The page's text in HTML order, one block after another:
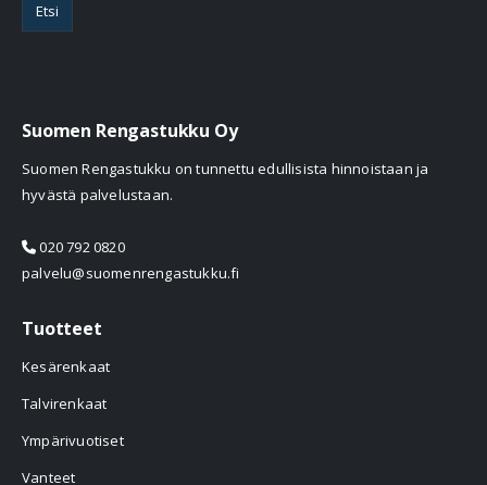
Etsi
Suomen Rengastukku Oy
Suomen Rengastukku on tunnettu edullisista hinnoistaan ja
hyvästä palvelustaan.
020 792 0820
palvelu@suomenrengastukku.fi
Tuotteet
Kesärenkaat
Talvirenkaat
Ympärivuotiset
Vanteet